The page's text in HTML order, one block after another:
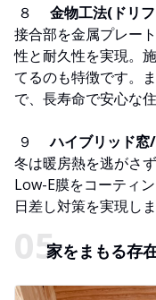
８ 金物工法(ドリ
接合部を金属プレー
性と耐久性を実現。
てるのも特徴です。
で、長寿命で安心な
９ハイブリッド
冬は暖房熱を逃がさ
Low-E膜をコーティ
日差し対策を実現しま
家をまもる存